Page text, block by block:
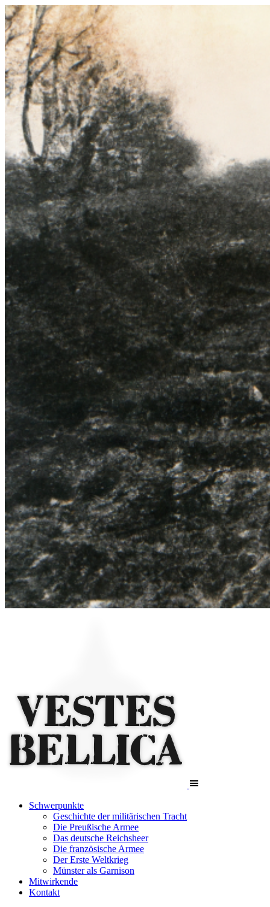
Schwerpunkte
Geschichte der militärischen Tracht
Die Preußische Armee
Das deutsche Reichsheer
Die französische Armee
Der Erste Weltkrieg
Münster als Garnison
Mitwirkende
Kontakt